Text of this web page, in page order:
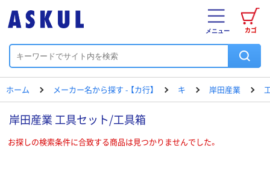
カゴ
メニュー
ホーム メーカー名から探す - 【カ行】 キ 岸田産業
岸田産業 工具セット/工具箱
お探しの検索条件に合致する商品は見つかりませんでした。